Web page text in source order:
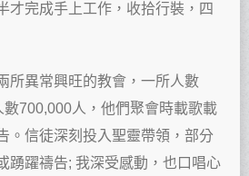
才完成手上工作，收拾行裝，四
所異常興旺的教會，一所人數
700,000人，他們聚會時載歌載
。信徒深刻投入聖靈帶領，部分
踴躍禱告; 我深受感動，也口唱心